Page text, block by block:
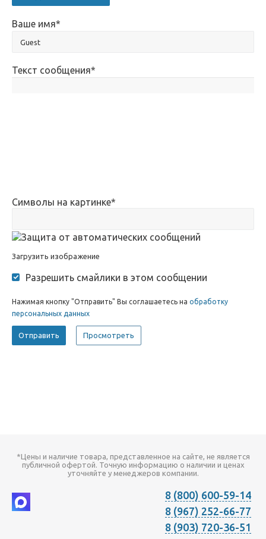
Ваше имя*
Текст сообщения*
Символы на картинке*
Загрузить изображение
Разрешить смайлики в этом сообщении
Нажимая кнопку "Отправить" Вы соглашаетесь на обработку
персональных данных
*Цены и наличие товара, представленное на сайте, не является
публичной офертой. Точную информацию о наличии и ценах
уточняйте у менеджеров компании.
8 (800) 600-59-14
8 (967) 252-66-77
8 (903) 720-36-51